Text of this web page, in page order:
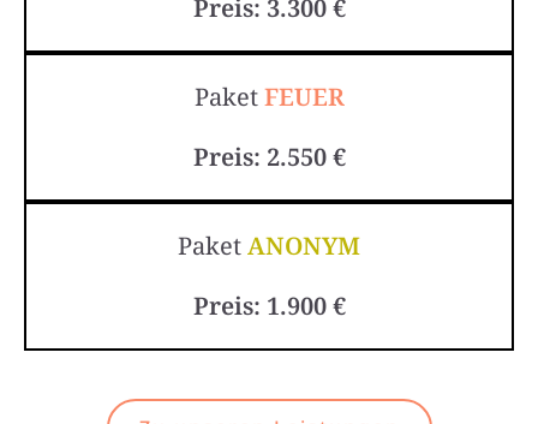
Preis: 3.300 €
PaketFEUER
Preis: 2.550 €
PaketANONYM
Preis: 1.900 €